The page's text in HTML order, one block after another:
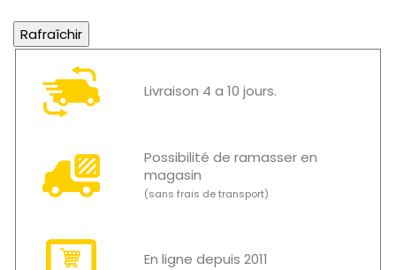
Livraison 4 a 10 jours.
Possibilité de ramasser en
magasin
(sans frais de transport)
En ligne depuis 2011